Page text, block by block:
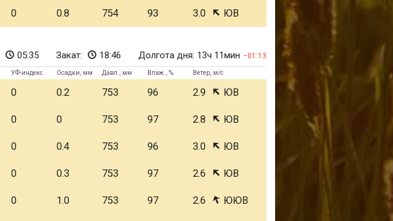
0 0.8 754 93 3.0 ЮВ
05:35 Закат: 18:46 Долгота дня: 13ч 11мин 01:13
УФ-индекс Осадки, мм Давл., мм Влаж., % Ветер, м/с
0 0.2 753 96 2.9 ЮВ
0 0 753 97 2.8 ЮВ
0 0.4 753 96 3.0 ЮВ
0 0.3 753 97 2.6 ЮВ
0 1.0 753 97 2.6 ЮЮВ